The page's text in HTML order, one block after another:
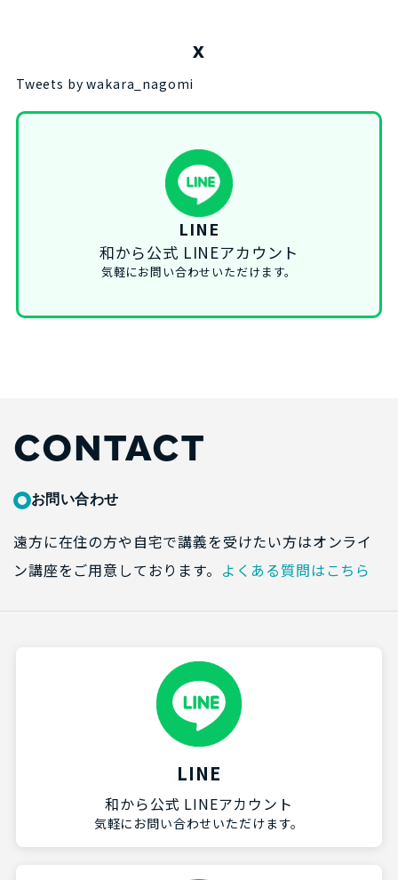
X
Tweets by wakara_nagomi
LINE
和から公式 LINEアカウント
気軽にお問い合わせいただけます。
CONTACT
お問い合わせ
遠方に在住の方や自宅で講義を受けたい方はオンライ
ン講座をご用意しております。 よくある質問はこちら
LINE
和から公式 LINEアカウント
気軽にお問い合わせいただけます。